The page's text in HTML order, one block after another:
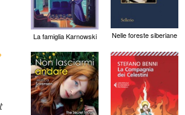
La famiglia Karnowski Nelle foreste siberiane